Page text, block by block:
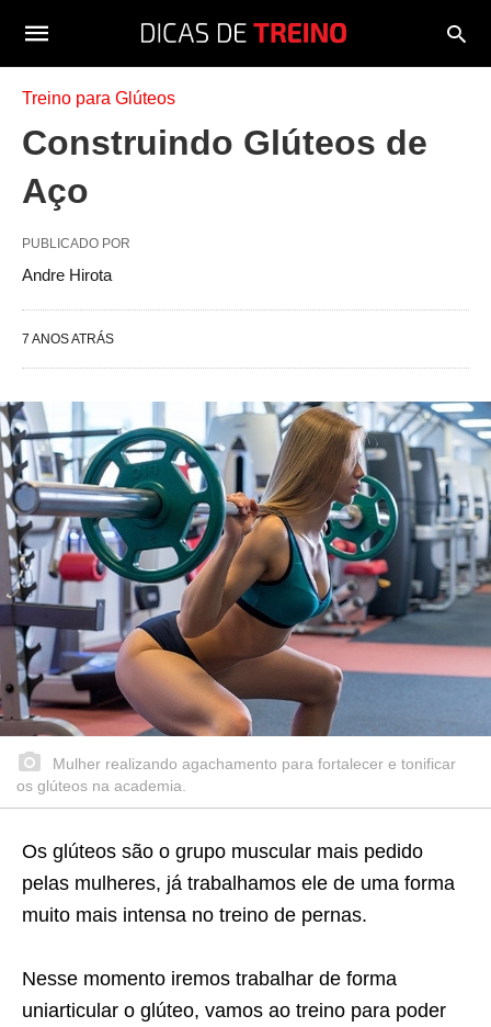
Treino para Glúteos
Construindo Glúteos de
Aço
PUBLICADO POR
Andre Hirota
7 ANOS ATRÁS
Mulher realizando agachamento para fortalecer e tonificar
os glúteos na academia.
Os glúteos são o grupo muscular mais pedido
pelas mulheres, já trabalhamos ele de uma forma
muito mais intensa no treino de pernas.
Nesse momento iremos trabalhar de forma
uniarticular o glúteo, vamos ao treino para poder